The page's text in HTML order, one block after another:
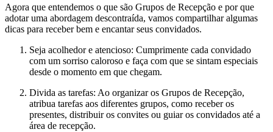
Agora que entendemos o que são Grupos de Recepção e por que
adotar uma abordagem descontraída, vamos compartilhar algumas
dicas para receber bem e encantar seus convidados.
Seja acolhedor e atencioso: Cumprimente cada convidado
com um sorriso caloroso e faça com que se sintam especiais
desde o momento em que chegam.
Divida as tarefas: Ao organizar os Grupos de Recepção,
atribua tarefas aos diferentes grupos, como receber os
presentes, distribuir os convites ou guiar os convidados até a
área de recepção.